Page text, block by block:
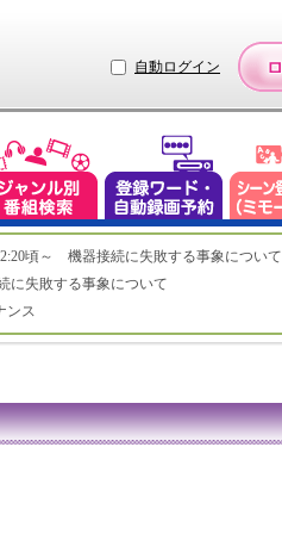
自動ログイン
頃～ 機器接続に失敗する事象について
に失敗する事象について
ンス